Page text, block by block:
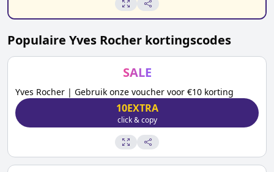
Populaire Yves Rocher kortingscodes
SALE
Yves Rocher | Gebruik onze voucher voor €10 korting
10EXTRA
click & copy